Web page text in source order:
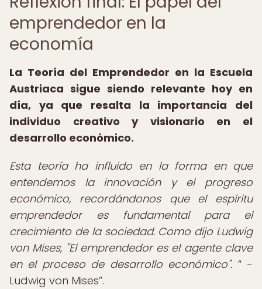
emprendedor en la
economía
La Teoría del Emprendedor en la Escuela
Austriaca sigue siendo relevante hoy en
día, ya que resalta la importancia del
individuo creativo y visionario en el
desarrollo económico.
Esta teoría ha influido en la forma en que
entendemos la innovación y el progreso
económico, recordándonos que el espíritu
emprendedor es fundamental para el
crecimiento de la sociedad. Como dijo Ludwig
von Mises, "El emprendedor es el agente clave
en el proceso de desarrollo económico".
-
Ludwig von Mises .